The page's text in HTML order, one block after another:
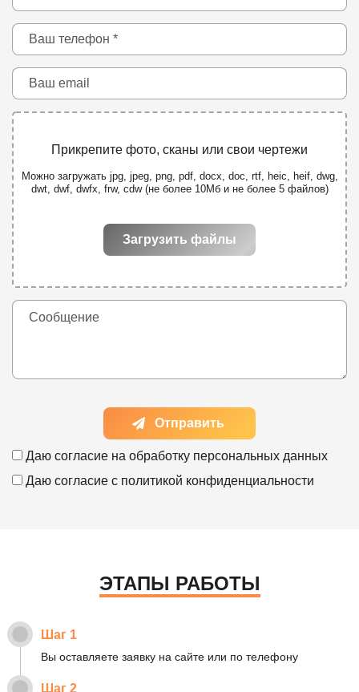
Прикрепите фото, сканы или свои чертежи
Можно загружать jpg, jpeg, png, pdf, docx, doc, rtf, heic, heif, dwg,
dwt, dwf, dwfx, frw, cdw (не более 10Мб и не более 5 файлов)
Загрузить файлы
Отправить
Даю согласие на обработку персональных данных
Даю согласие с политикой конфиденциальности
ЭТАПЫ РАБОТЫ
Шаг 1
Вы оставляете заявку на сайте или по телефону
Шаг 2